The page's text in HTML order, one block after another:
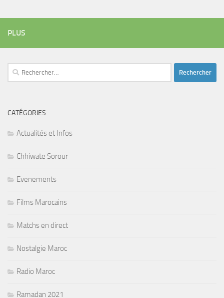
PLUS
Rechercher :
CATÉGORIES
Actualités et Infos
Chhiwate Sorour
Evenements
Films Marocains
Matchs en direct
Nostalgie Maroc
Radio Maroc
Ramadan 2021